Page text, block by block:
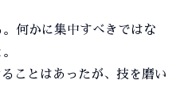
何かに集中すべきではな
ことはあったが、技を磨い